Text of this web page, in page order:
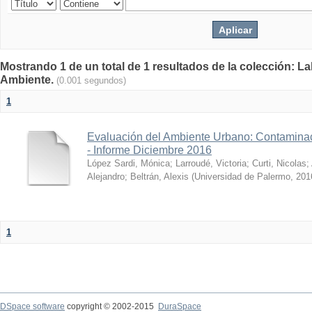
Mostrando 1 de un total de 1 resultados de la colección:
Ambiente. (0.001 segundos)
1
Evaluación del Ambiente Urbano:
- Informe Diciembre 2016
López Sardi, Mónica; Larroudé, Victoria; Curti, Nicolas;
Alejandro; Beltrán, Alexis (Universidad de Palermo,
1
DSpace software copyright © 2002-2015
DuraSpace